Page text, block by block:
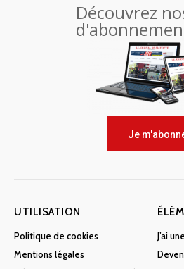
Découvrez
Je
UTILISATION
Politique de cookies
Mentions légales
J’ai